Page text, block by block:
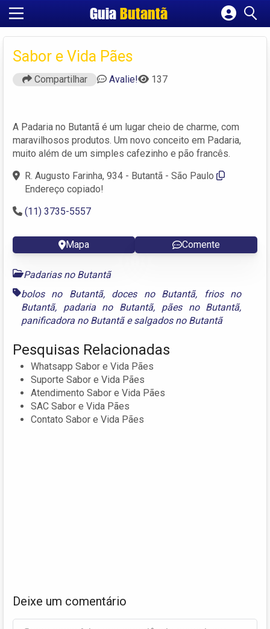
GuiaButantã
Cadastrar empresa
Criar conta
Sabor e Vida Pães
Compartilhar Avalie! 137
A Padaria no Butantã é um lugar cheio de charme, com
maravilhosos produtos. Um novo conceito em Padaria,
muito além de um simples cafezinho e pão francês.
R. Augusto Farinha, 934 - Butantã - São Paulo
Endereço copiado!
(11) 3735-5557
Mapa Comente
Padarias no Butantã
bolos no Butantã, doces no Butantã,
frios no
Butantã, padaria no Butantã, pães no Butantã,
panificadora no Butantãesalgados no Butantã
Pesquisas Relacionadas
Whatsapp Sabor e Vida Pães
Suporte Sabor e Vida Pães
Atendimento Sabor e Vida Pães
SAC Sabor e Vida Pães
Contato Sabor e Vida Pães
Deixe um comentário